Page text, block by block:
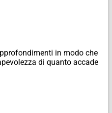
in modo che
di quanto accade